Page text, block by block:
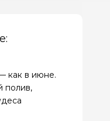
как в июне.
полив,